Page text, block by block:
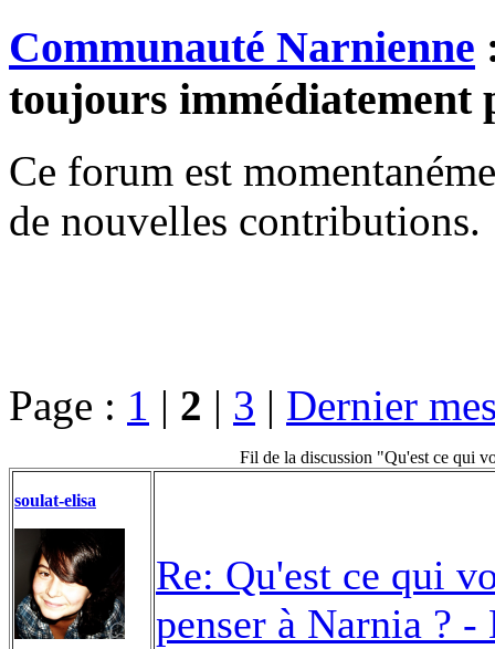
Communauté Narnienne
toujours immédiatement
Ce forum est
de nouvelles contributions.
Page : 1 | 2 | 3 | Dernier
Fil de la discussion "Qu'est ce qui
soulat-elisa
Re: Qu'est ce qui
penser à Narnia ? -